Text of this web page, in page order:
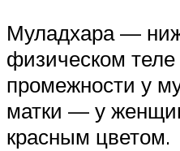
Муладхара —
физическом
промежности у
матки — у
красным цветом.